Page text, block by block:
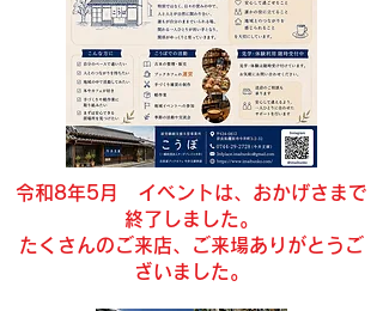
令和8年5月 イベントは、おかげさまで
終了しました。
​たくさんのご来店、ご来場ありがとうご
ざいました。